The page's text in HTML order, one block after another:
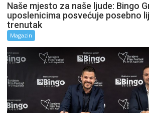
Naše mjesto za naše ljude: Bingo
uposlenicima posvećuje posebno
trenutak
Magazin